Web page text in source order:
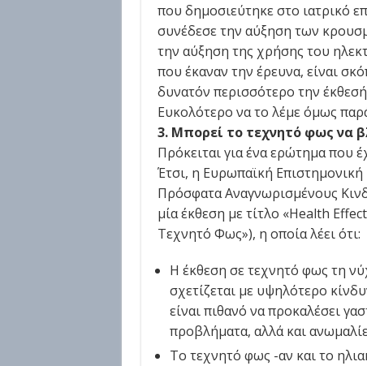
που δημοσιεύτηκε στο ιατρικό
συνέδεσε την αύξηση των
την αύξηση της χρήσης του
που έκαναν την έρευνα, είναι
δυνατόν περισσότερο την
Ευκολότερο να το λέμε όμως
3. Μπορεί το τεχνητό φως να
Πρόκειται για ένα ερώτημα που
Έτσι, η Ευρωπαϊκή
Πρόσφατα Αναγνωρισμένους
μία έκθεση με τίτλο «Health
Τεχνητό Φως»), η οποία λέει ότι:
Η έκθεση σε τεχνητό φως τη
σχετίζεται με υψηλότερο
είναι πιθανό να προκαλέσει
προβλήματα, αλλά και
Το τεχνητό φως -αν και το